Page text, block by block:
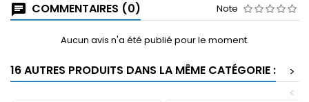
COMMENTAIRES (0) Note
Aucun avis n'a été publié pour le moment.
16 AUTRES PRODUITS DANS LA MÊME CATÉGORIE :
>
<